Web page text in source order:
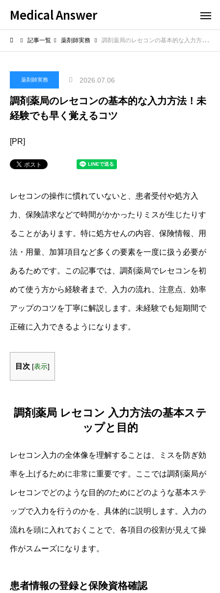
Medical Answer
記事一覧 薬剤師実務 調剤薬局のレセコンの基本的な入力方法！未経験でも早く覚えるコツ
薬剤師実務 2026.07.06
調剤薬局のレセコンの基本的な入力方法！未
経験でも早く覚えるコツ
[PR]
レセコンの操作に慣れていないと、患者受付や処方入
力、保険請求などで時間がかかったりミスが生じたりす
ることがあります。特に処方せんの内容、保険情報、用
法・用量、加算項目など多くの要素を一度に扱う必要が
あるためです。この記事では、調剤薬局でレセコンを初
めて使う方から経験者まで、入力の流れ、注意点、効率
アップのコツを丁寧に解説します。未経験でも短期間で
正確に入力できるようになります。
目次 [表示]
調剤薬局 レセコン 入力方法の基本ステ
ップと目的
レセコン入力の全体像を理解することは、ミスを防ぎ効
率を上げるために非常に重要です。ここでは調剤薬局が
レセコンでどのような目的のためにどのような基本ステ
ップで入力を行うのかを、具体的に説明します。入力の
流れを頭に入れておくことで、各項目の役割が見えて操
作がスムーズになります。
患者情報の登録と保険資格確認